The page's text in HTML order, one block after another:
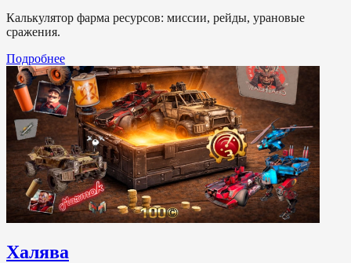
Калькулятор фарма ресурсов: миссии, рейды, урановые
сражения.
Подробнее
Халява